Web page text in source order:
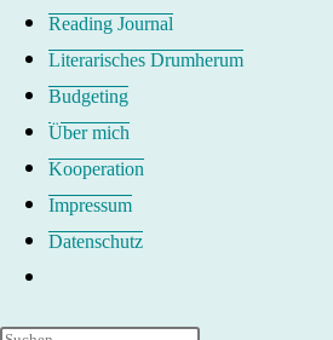
Reading Journal
Literarisches Drumherum
Budgeting
Über mich
Kooperation
Impressum
Datenschutz
umschalten